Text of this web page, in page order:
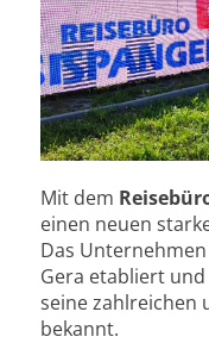
Mit dem
einen neuen
Das
Gera etabliert
seine zahlreichen
bekannt.